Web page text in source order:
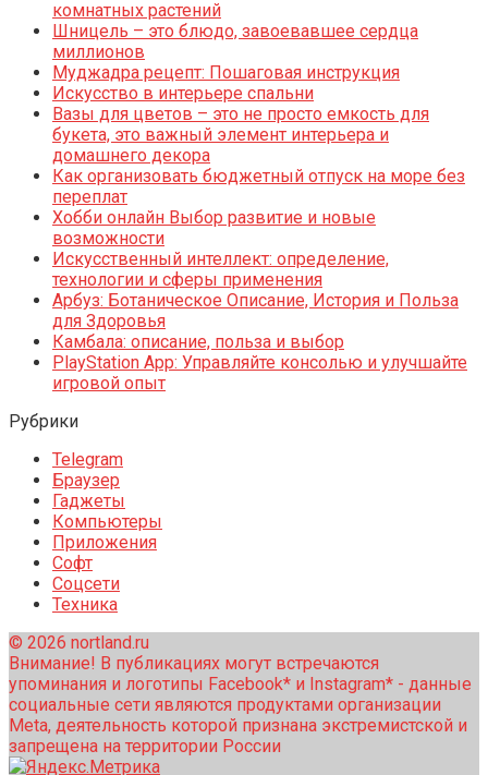
комнатных растений
Шницель – это блюдо, завоевавшее сердца
миллионов
Муджадра рецепт: Пошаговая инструкция
Искусство в интерьере спальни
Вазы для цветов – это не просто емкость для
букета, это важный элемент интерьера и
домашнего декора
Как организовать бюджетный отпуск на море без
переплат
Хобби онлайн Выбор развитие и новые
возможности
Искусственный интеллект: определение,
технологии и сферы применения
Арбуз: Ботаническое Описание, История и Польза
для Здоровья
Камбала: описание, польза и выбор
PlayStation App: Управляйте консолью и улучшайте
игровой опыт
Рубрики
Telegram
Браузер
Гаджеты
Компьютеры
Приложения
Софт
Соцсети
Техника
© 2026 nortland.ru
Внимание! В публикациях могут встречаются
упоминания и логотипы Facebook* и Instagram* - данные
социальные сети являются продуктами организации
Meta, деятельность которой признана экстремистской и
запрещена на территории России